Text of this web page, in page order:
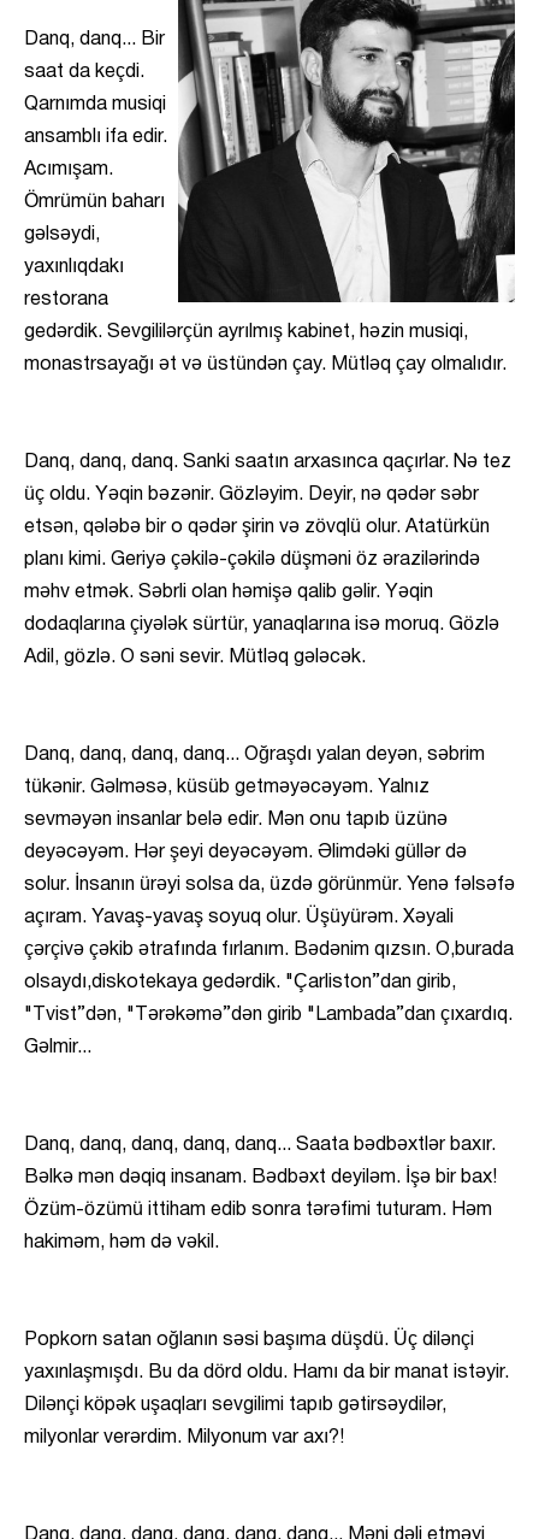
Danq, danq... Bir
saat da keçdi.
Qarnımda musiqi
ansamblı ifa edir.
Acımışam.
Ömrümün baharı
gəlsəydi,
yaxınlıqdakı
restorana
gedərdik. Sevgililərçün ayrılmış kabinet, həzin musiqi,
monastrsayağı ət və üstündən çay. Mütləq çay olmalıdır.
Danq, danq, danq. Sanki saatın arxasınca qaçırlar. Nə tez
üç oldu. Yəqin bəzənir. Gözləyim. Deyir, nə qədər səbr
etsən, qələbə bir o qədər şirin və zövqlü olur. Atatürkün
planı kimi. Geriyə çəkilə-çəkilə düşməni öz ərazilərində
məhv etmək. Səbrli olan həmişə qalib gəlir. Yəqin
dodaqlarına çiyələk sürtür, yanaqlarına isə moruq. Gözlə
Adil, gözlə. O səni sevir. Mütləq gələcək.
Danq, danq, danq, danq... Oğraşdı yalan deyən, səbrim
tükənir. Gəlməsə, küsüb getməyəcəyəm. Yalnız
sevməyən insanlar belə edir. Mən onu tapıb üzünə
deyəcəyəm. Hər şeyi deyəcəyəm. Əlimdəki güllər də
solur. İnsanın ürəyi solsa da, üzdə görünmür. Yenə fəlsəfə
açıram. Yavaş-yavaş soyuq olur. Üşüyürəm. Xəyali
çərçivə çəkib ətrafında fırlanım. Bədənim qızsın. O,burada
olsaydı,diskotekaya gedərdik. "Çarliston”dan girib,
"Tvist”dən, "Tərəkəmə”dən girib "Lambada”dan çıxardıq.
Gəlmir...
Danq, danq, danq, danq, danq... Saata bədbəxtlər baxır.
Bəlkə mən dəqiq insanam. Bədbəxt deyiləm. İşə bir bax!
Özüm-özümü ittiham edib sonra tərəfimi tuturam. Həm
hakiməm, həm də vəkil.
Popkorn satan oğlanın səsi başıma düşdü. Üç dilənçi
yaxınlaşmışdı. Bu da dörd oldu. Hamı da bir manat istəyir.
Dilənçi köpək uşaqları sevgilimi tapıb gətirsəydilər,
milyonlar verərdim. Milyonum var axı?!
Danq, danq, danq, danq, danq, danq... Məni dəli etməyi